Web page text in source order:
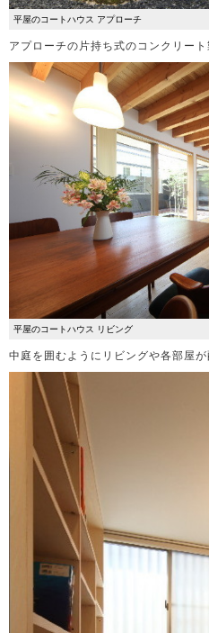
平屋のコートハウス アプローチ
アプローチの片持ち式のコンクリート
平屋のコートハウス リビング
中庭を囲むようにリビングや各部屋が